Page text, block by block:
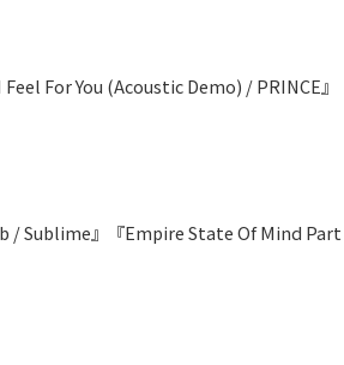
For You (Acoustic Demo) / PRINCE』
/ Sublime』『Empire State Of Mind Part